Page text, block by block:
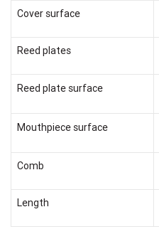
Cover surface
Reed plates
Reed plate surface
Mouthpiece surface
Comb
Length